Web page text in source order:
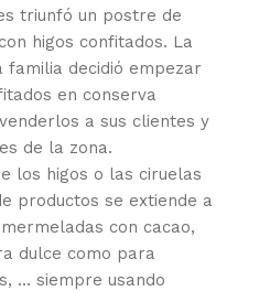
triunfó un postre de
higos confitados. La
familia decidió empezar
en conserva
a sus clientes y
de la zona.
los higos o las ciruelas
productos se extiende a
con cacao,
dulce como para
… siempre usando